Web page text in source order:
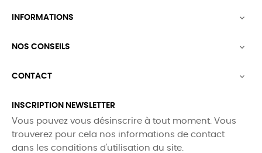
INFORMATIONS 
NOS CONSEILS 
CONTACT 
INSCRIPTION NEWSLETTER
Vous pouvez vous désinscrire à tout moment. Vous
trouverez pour cela nos informations de contact
dans les conditions d'utilisation du site.